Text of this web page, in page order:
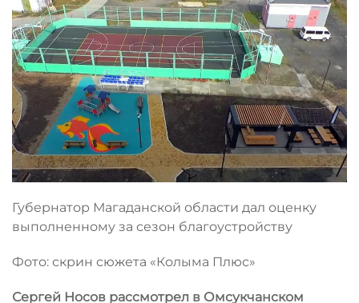
Губернатор Магаданской области дал оценку
выполненному за сезон благоустройству
Фото: скрин сюжета «Колыма Плюс»
Сергей Носов рассмотрел в Омсукчанском